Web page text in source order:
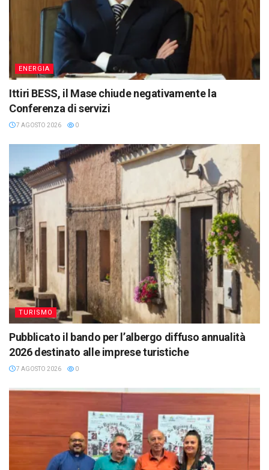
ENERGIA
Ittiri BESS, il Mase chiude negativamente la
Conferenza di servizi
7 AGOSTO 2026 0
TURISMO
Pubblicato il bando per l’albergo diffuso annualità
2026 destinato alle imprese turistiche
7 AGOSTO 2026 0